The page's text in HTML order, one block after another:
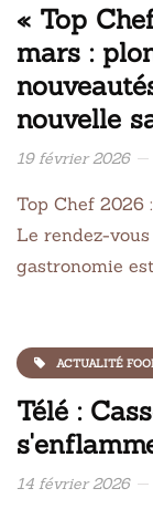
« Top
mars :
nouvelle
19 février 2026
Top Chef 2026
Le rendez-
gastronomie
ACTUALITÉ
Télé :
14 février 2026